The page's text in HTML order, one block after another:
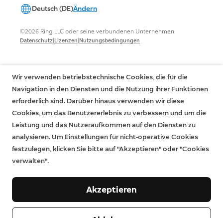
Deutsch (DE)Ändern
©2026 Ring LLC oder seine verbundenen Unternehmen
Datenschutz|Lizenzen|Nutzungsbedingungen
Wir verwenden betriebstechnische Cookies, die für die
Navigation in den Diensten und die Nutzung ihrer Funktionen
erforderlich sind. Darüber hinaus verwenden wir diese
Cookies, um das Benutzererlebnis zu verbessern und um die
Leistung und das Nutzeraufkommen auf den Diensten zu
analysieren. Um Einstellungen für nicht-operative Cookies
festzulegen, klicken Sie bitte auf "Akzeptieren" oder "Cookies
verwalten".
Akzeptieren